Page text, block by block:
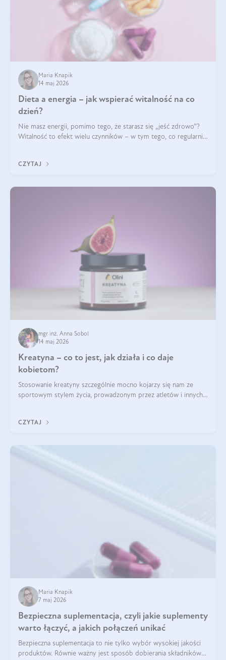
Maria Knapik
14 maj 2026
Dieta a energia – jak wspierać witalność na co
dzień?
Nie masz energii, pomimo tego, że starasz się „jeść zdrowo”?
Witalność to efekt wielu czynników – w tym tego, co regularnie
CZYTAJ
mgr inż. Anna Sobol
14 maj 2026
Kreatyna – co to jest, jak działa i co daje
kobietom?
Stosowanie kreatyny szczególnie mocno kojarzy się nam ze
sportowym stylem życia, prowadzonym przez atletów i innych
zwiększa masę
CZYTAJ
Maria Knapik
7 maj 2026
Bezpieczna suplementacja, czyli jakie suplementy
warto łączyć, a jakich połączeń unikać
Bezpieczna suplementacja to nie tylko wybór wysokiej jakości
produktów. Równie ważny jest sposób dobierania składników